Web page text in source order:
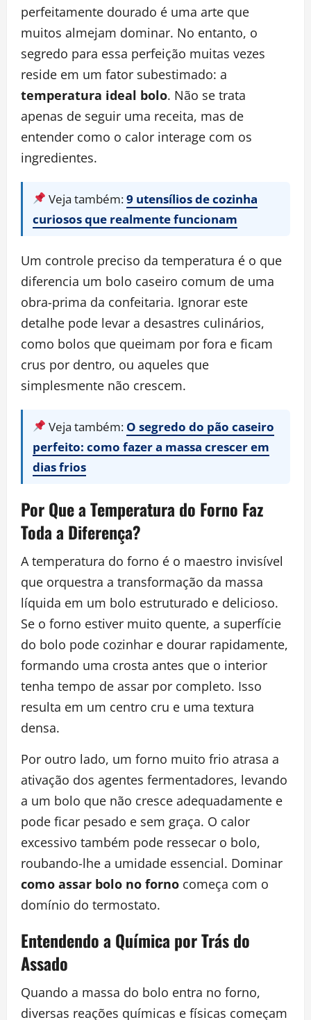
perfeitamente dourado é uma arte que
muitos almejam dominar. No entanto, o
segredo para essa perfeição muitas vezes
reside em um fator subestimado: a
temperatura ideal bolo. Não se trata
apenas de seguir uma receita, mas de
entender como o calor interage com os
ingredientes.
Veja também:9 utensílios de cozinha
curiosos que realmente funcionam
Um controle preciso da temperatura é o que
diferencia um bolo caseiro comum de uma
obra-prima da confeitaria. Ignorar este
detalhe pode levar a desastres culinários,
como bolos que queimam por fora e ficam
crus por dentro, ou aqueles que
simplesmente não crescem.
Veja também: O segredo do pão caseiro
perfeito: como fazer a massa crescer em
dias frios
Por Que a Temperatura do Forno Faz
Toda a Diferença?
A temperatura do forno é o maestro invisível
que orquestra a transformação da massa
líquida em um bolo estruturado e delicioso.
Se o forno estiver muito quente, a superfície
do bolo pode cozinhar e dourar rapidamente,
formando uma crosta antes que o interior
tenha tempo de assar por completo. Isso
resulta em um centro cru e uma textura
densa.
Por outro lado, um forno muito frio atrasa a
ativação dos agentes fermentadores, levando
a um bolo que não cresce adequadamente e
pode ficar pesado e sem graça. O calor
excessivo também pode ressecar o bolo,
roubando-lhe a umidade essencial. Dominar
como assar bolo no forno começa com o
domínio do termostato.
Entendendo a Química por Trás do
Assado
Quando a massa do bolo entra no forno,
diversas reações químicas e físicas começam